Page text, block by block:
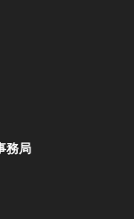
務局